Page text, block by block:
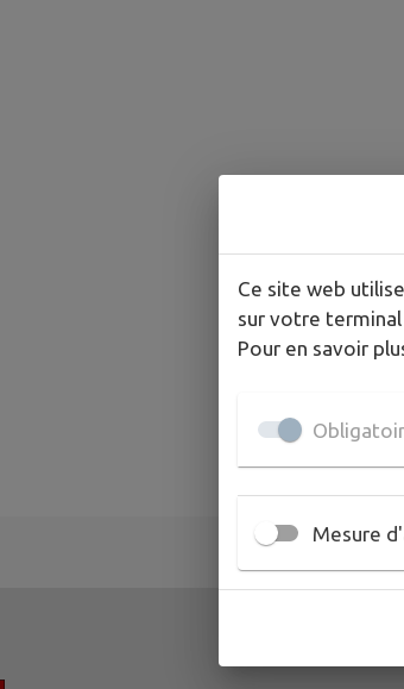
Ce site web
sur votre
Pour en savoir
Mesure